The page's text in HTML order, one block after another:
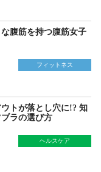
腹筋を持つ腹筋女子
フィットネス
トが落とし穴に!? 知
ラの選び方
ヘルスケア